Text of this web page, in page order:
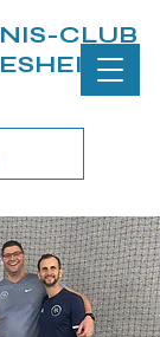
CLUB